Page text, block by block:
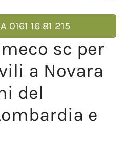
0161 16 81 215
sc per
a Novara
del
e